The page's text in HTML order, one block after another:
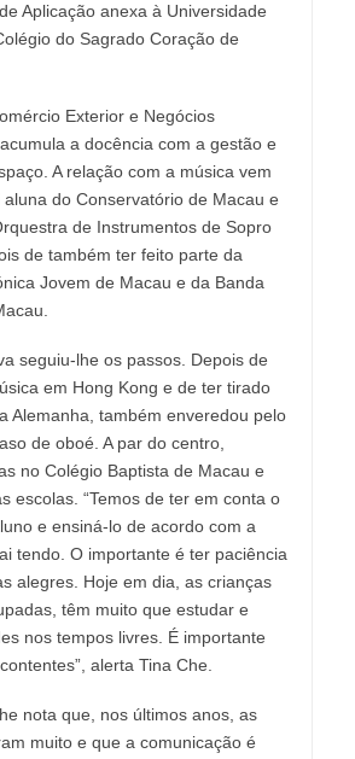
Aplicação anexa à Universidade
do Sagrado Coração de
Exterior e Negócios
a docência com a gestão e
A relação com a música vem
do Conservatório de Macau e
de Instrumentos de Sopro
de também ter feito parte da
Jovem de Macau e da Banda
seguiu-lhe os passos. Depois de
em Hong Kong e de ter tirado
Alemanha, também enveredou pelo
de oboé. A par do centro,
no Colégio Baptista de Macau e
escolas. “Temos de ter em conta o
e ensiná-lo de acordo com a
tendo. O importante é ter paciência
alegres. Hoje em dia, as crianças
têm muito que estudar e
nos tempos livres. É importante
alerta Tina Che.
nota que, nos últimos anos, as
muito e que a comunicação é